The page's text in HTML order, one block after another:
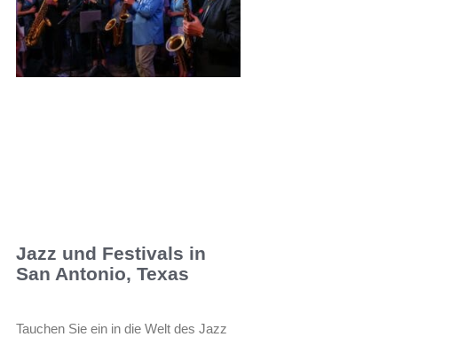
Jazz und Festivals in
San Antonio, Texas
Tauchen Sie ein in die Welt des Jazz